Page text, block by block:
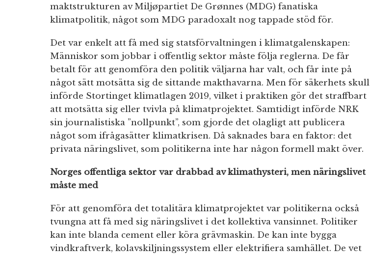
maktstrukturen av Miljøpartiet De Grønnes (MDG) fanatiska
klimatpolitik, något som MDG paradoxalt nog tappade stöd för.
Det var enkelt att få med sig statsförvaltningen i klimatgalenskapen:
Människor som jobbar i offentlig sektor måste följa reglerna. De får
betalt för att genomföra den politik väljarna har valt, och får inte på
något sätt motsätta sig de sittande makthavarna. Men för säkerhets skull
införde Stortinget klimatlagen 2019, vilket i praktiken gör det straffbart
att motsätta sig eller tvivla på klimatprojektet. Samtidigt införde NRK
sin journalistiska ”nollpunkt”, som gjorde det olagligt att publicera
något som ifrågasätter klimatkrisen. Då saknades bara en faktor: det
privata näringslivet, som politikerna inte har någon formell makt över.
Norges offentliga sektor var drabbad av klimathysteri, men näringslivet
måste med
För att genomföra det totalitära klimatprojektet var politikerna också
tvungna att få med sig näringslivet i det kollektiva vansinnet. Politiker
kan inte blanda cement eller köra grävmaskin. De kan inte bygga
vindkraftverk, kolavskiljningssystem eller elektrifiera samhället. De vet